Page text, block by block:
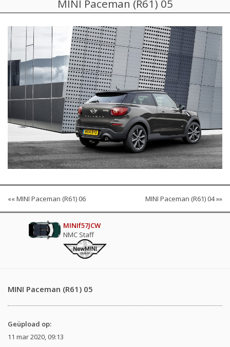
MINI Paceman (R61) 05
«« MINI Paceman (R61) 06 MINI Paceman (R61) 04 »»
MINIf57JCW
NMC Staff
MINI Paceman (R61) 05
Geüpload op:
11 mar 2020, 09:13